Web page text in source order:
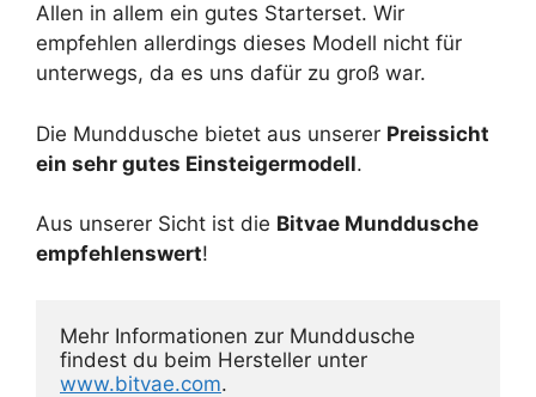
Allen in allem ein gutes Starterset. Wir
empfehlen allerdings dieses Modell nicht für
unterwegs, da es uns dafür zu groß war.
Die Munddusche bietet aus unserer Preissicht
ein sehr gutes Einsteigermodell.
Aus unserer Sicht ist die Bitvae Munddusche
empfehlenswert!
Mehr Informationen zur Munddusche
www.bitvae.com.